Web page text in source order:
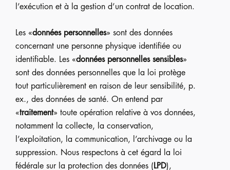
l’exécution et à la gestion d’un contrat de location.
Les «données personnelles» sont des données
concernant une personne physique identifiée ou
identifiable. Les «données personnelles sensibles»
sont des données personnelles que la loi protège
tout particulièrement en raison de leur sensibilité, p.
ex., des données de santé. On entend par
«traitement» toute opération relative à vos données,
notamment la collecte, la conservation,
l’exploitation, la communication, l’archivage ou la
suppression. Nous respectons à cet égard la loi
fédérale sur la protection des données (LPD),